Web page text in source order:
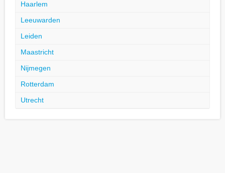
Haarlem
Leeuwarden
Leiden
Maastricht
Nijmegen
Rotterdam
Utrecht